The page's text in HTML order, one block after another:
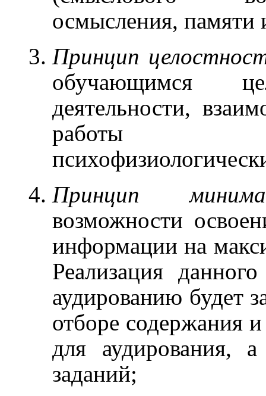
осмысления, памяти
Принцип
обучающимся
деятельности,
работы
Принцип
возможности
информации на
Реализация
аудированию будет
отборе содержания
для аудирования,
заданий;